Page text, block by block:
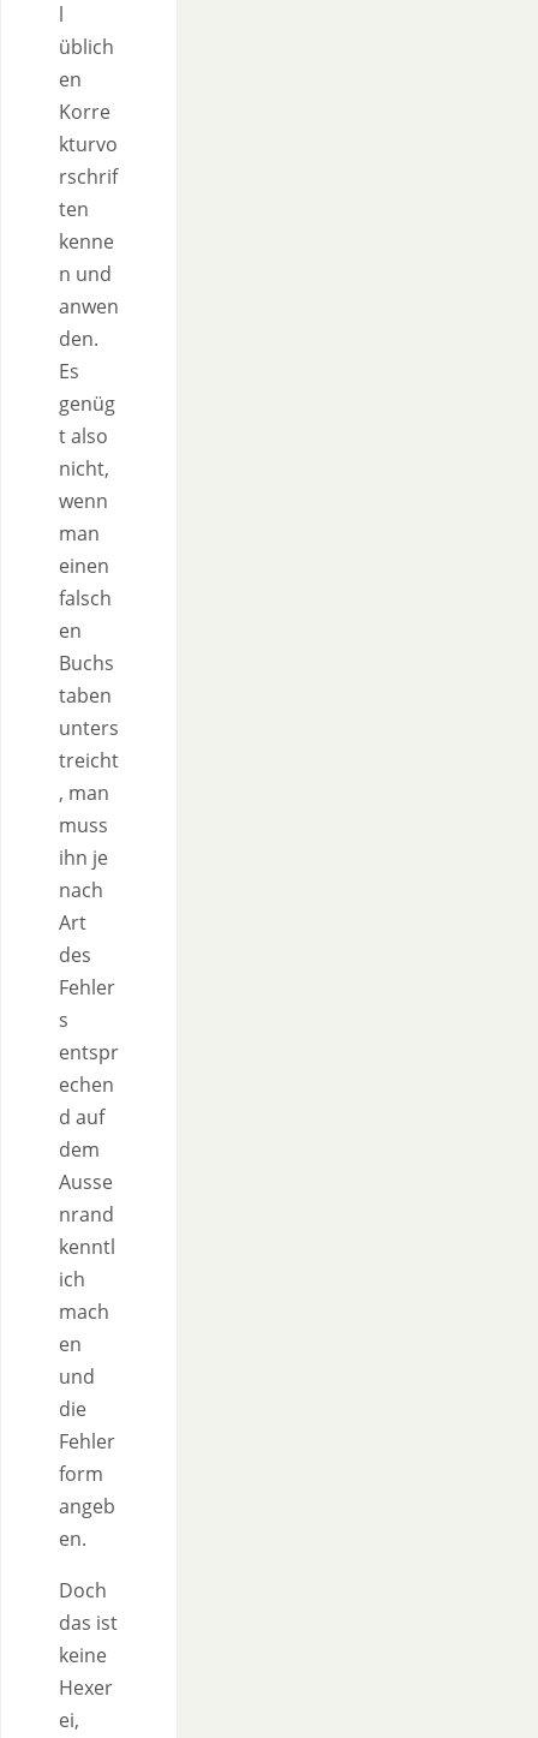
l
üblich
en
Korre
kturvo
rschrif
ten
kenne
n und
anwen
den.
Es
genüg
t also
nicht,
wenn
man
einen
falsch
en
Buchs
taben
unters
treicht
, man
muss
ihn je
nach
Art
des
Fehler
s
entspr
echen
d auf
dem
Ausse
nrand
kenntl
ich
mach
en
und
die
Fehler
form
angeb
en.
Doch
das ist
keine
Hexer
ei,